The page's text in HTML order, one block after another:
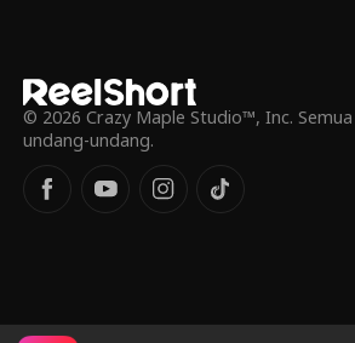
© 2026 Crazy Maple Studio™, Inc.
undang-undang.